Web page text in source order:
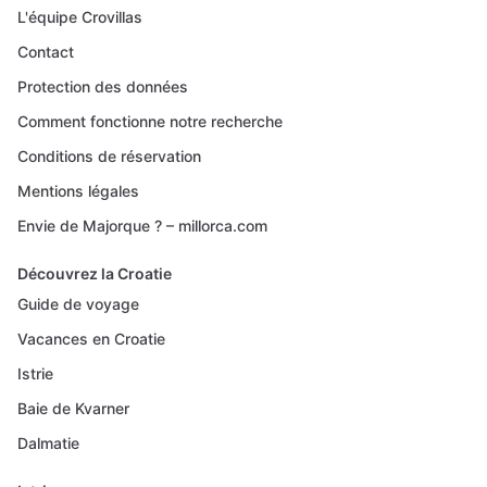
L'équipe Crovillas
Contact
Protection des données
Comment fonctionne notre recherche
Conditions de réservation
Mentions légales
Envie de Majorque ? – millorca.com
Découvrez la Croatie
Guide de voyage
Vacances en Croatie
Istrie
Baie de Kvarner
Dalmatie